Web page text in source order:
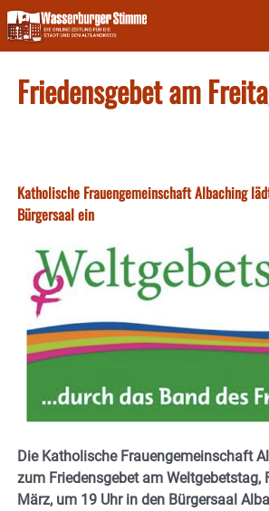
Skip
to
content
Friedensgebet am
Katholische Frauengemeinschaft Albaching
Bürgersaal ein
Die Katholische Frauengemeinschaft
zum Friedensgebet am Weltgebetstag,
März, um 19 Uhr in den Bürgersaal